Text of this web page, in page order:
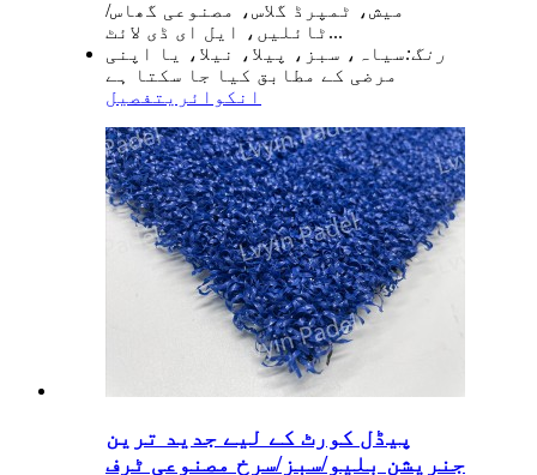
میش، ٹمپرڈ گلاس، مصنوعی گھاس/
ٹائلیں، ایل ای ڈی لائٹ...
رنگ:سیاہ، سبز، پیلا، نیلا، یا اپنی
مرضی کے مطابق کیا جا سکتا ہے
انکوائری تفصیل
پیڈل کورٹ کے لیے جدید ترین
جنریشن بلیو/سبز/سرخ مصنوعی ٹرف